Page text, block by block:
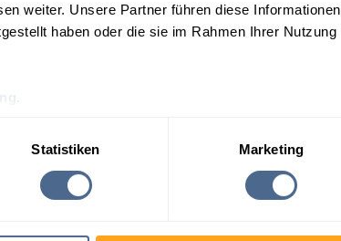
weiter. Unsere Partner führen diese Informationen
haben oder die sie im Rahmen Ihrer Nutzung
Statistiken Marketing
ebenfalls